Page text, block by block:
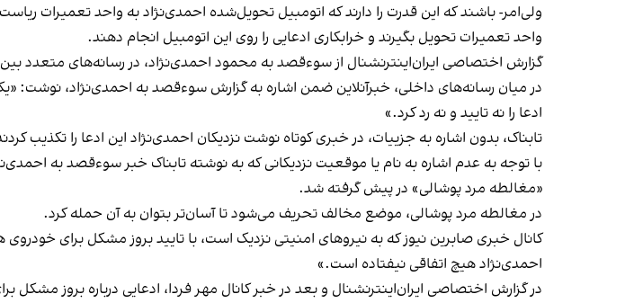
ولی‌امر- باشند که این قدرت را دارند که اتومبیل تحویل‌شده احمدی‌نژاد به واحد تعمیرات
واحد تعمیرات تحویل بگیرند و خرابکاری ادعایی را روی این اتومبیل انجام دهند.
گزارش اختصاصی ایران‌اینترنشنال از سوءقصد به محمود احمدی‌نژاد، در رسانه‌های متعدد
در میان رسانه‌های داخلی، خبرآنلاین ضمن اشاره به گزارش سوءقصد به احمدی‌نژاد، نوشت:
ادعا را نه تایید و نه رد کرد.»
تابناک، بدون اشاره به جزییات، در خبری کوتاه نوشت نزدیکان احمدی‌نژاد این ادعا را تکذیب
با توجه به عدم اشاره به نام یا موقعیت نزدیکانی که به نوشته تابناک خبر سوءقصد به
«مغالطه مرد پوشالی» در پیش گرفته شد.
در مغالطه مرد پوشالی، موضع مخالف تحریف می‌شود تا آسان‌تر بتوان به آن حمله کرد.
کانال خبری صابرین نیوز که به نیروهای امنیتی نزدیک است، با تایید بروز مشکل برای خودروی
احمدی‌نژاد هیچ اتفاقی نیفتاده است.»
در گزارش اختصاصی ایران‌اینترنشنال و بعد در خبر کانال مهر فردا، ادعایی درباره بروز